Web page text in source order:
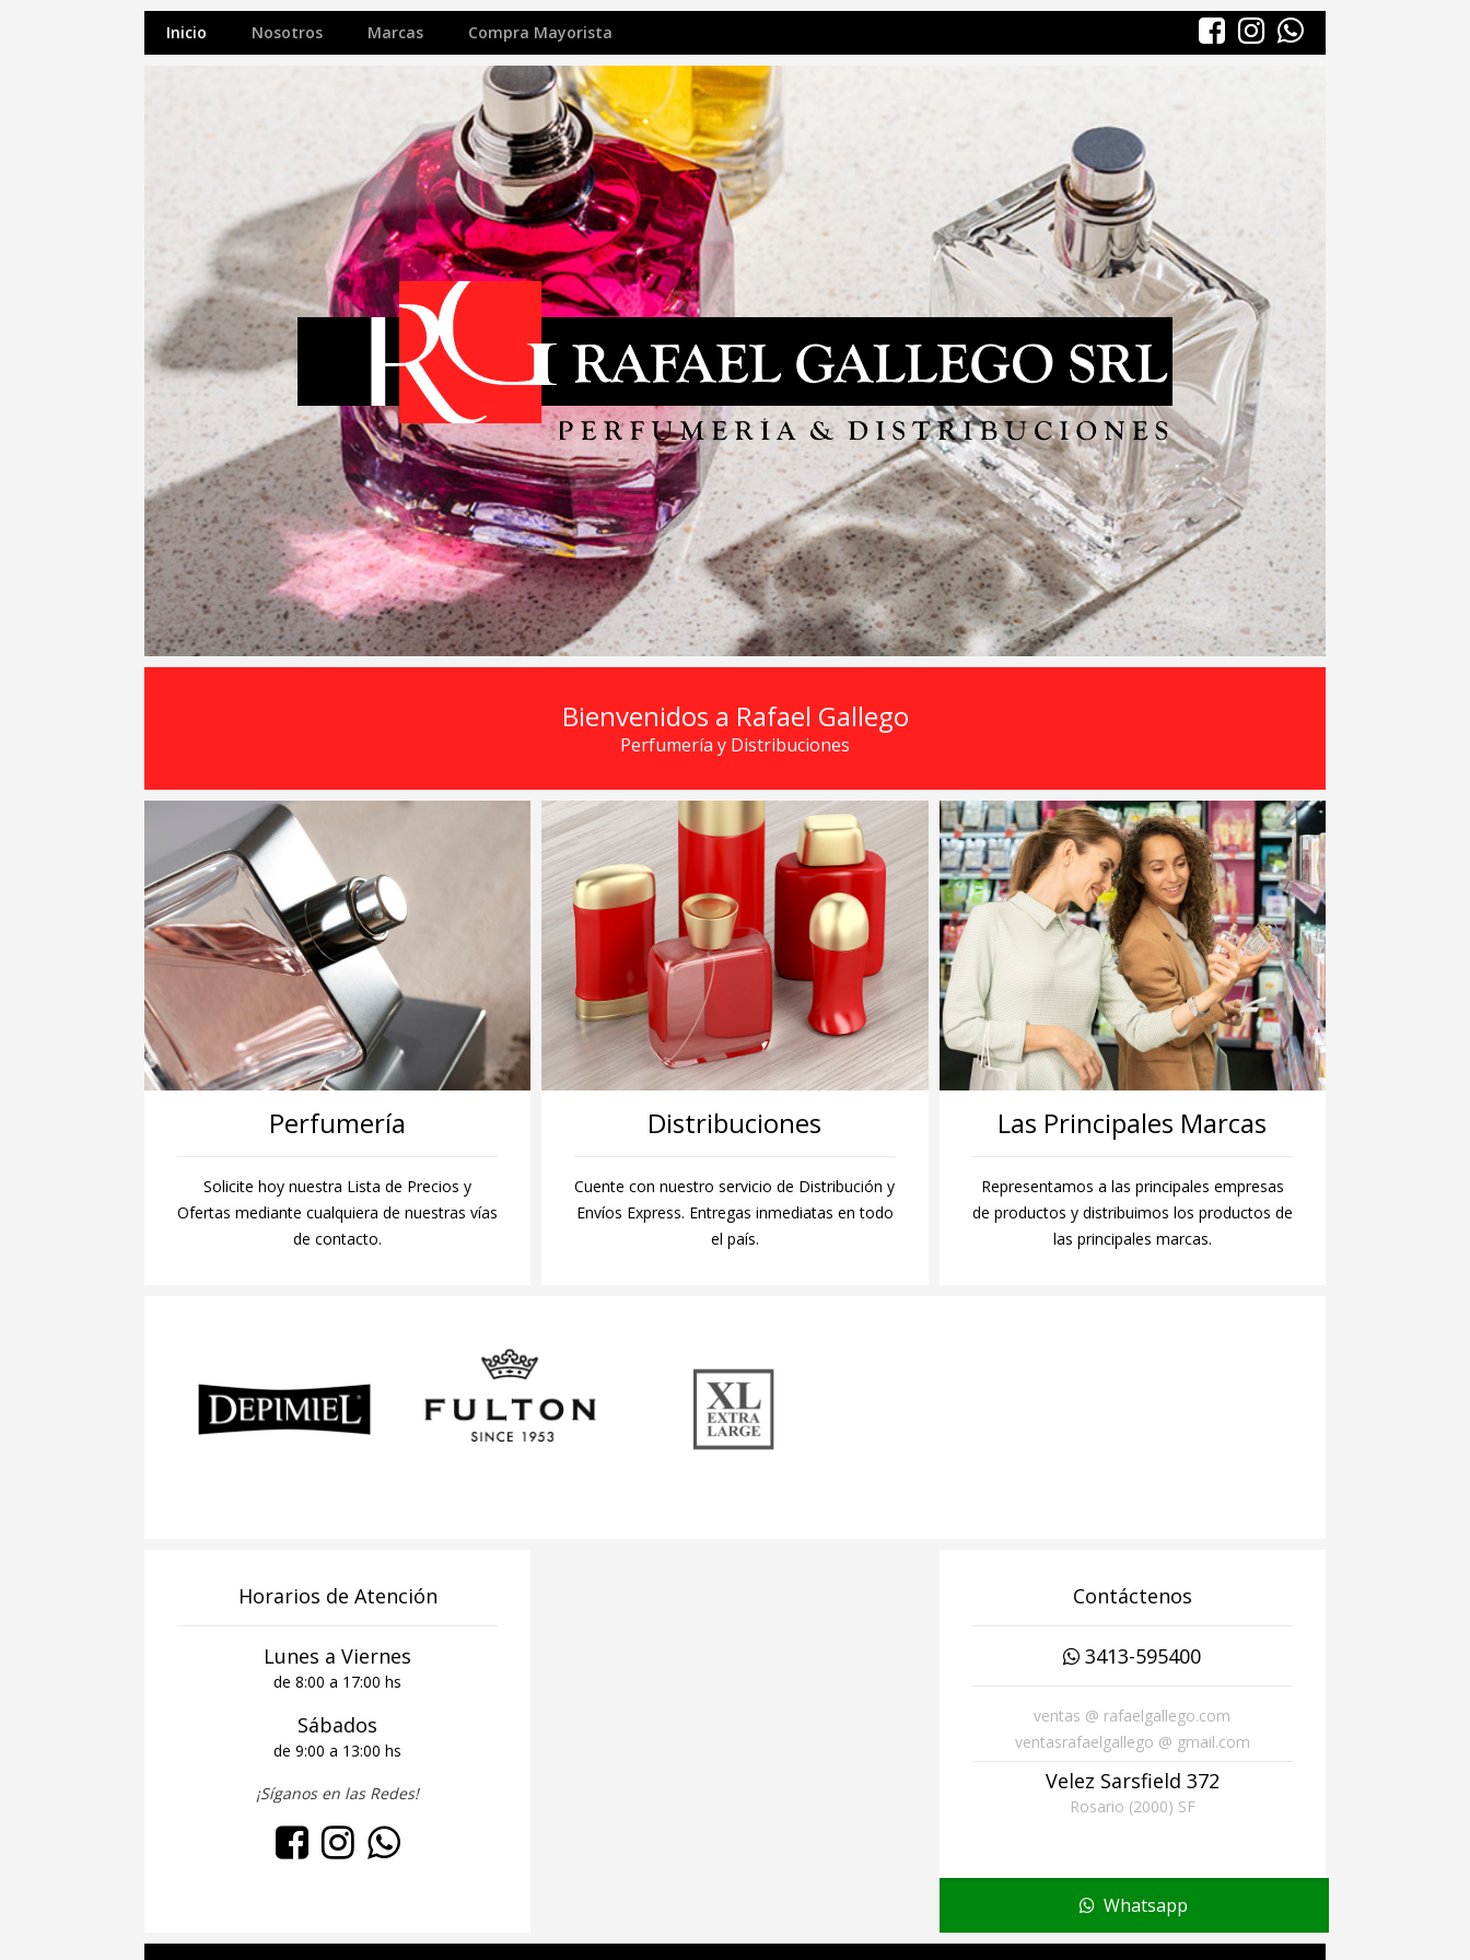
Inicio Nosotros Marcas Compra Mayorista
Bienvenidos a Rafael Gallego
Perfumería y Distribuciones
Perfumería
Solicite hoy nuestra Lista de Precios y
Ofertas mediante cualquiera de nuestras vías
de contacto.
Distribuciones
Cuente con nuestro servicio de Distribución y
Envíos Express. Entregas inmediatas en todo
el país.
Las Principales Marcas
Representamos a las principales empresas
de productos y distribuimos los productos de
las principales marcas.
Horarios de Atención
Lunes a Viernes
de 8:00 a 17:00 hs
Sábados
de 9:00 a 13:00 hs
¡Síganos en las Redes!
Contáctenos
3413-595400
ventas @ rafaelgallego.com
ventasrafaelgallego @ gmail.com
Velez Sarsfield 372
Rosario (2000) SF
Whatsapp